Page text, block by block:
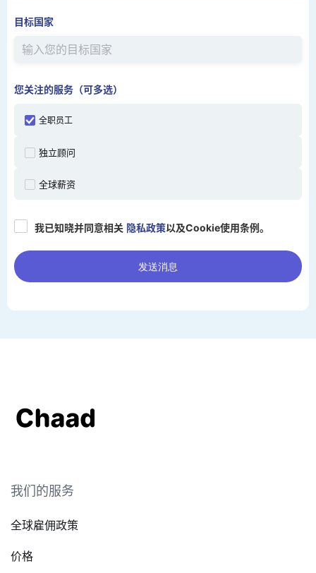
目标国家
您关注的服务（可多选）
全职员工
独立顾问
全球薪资
我已知晓并同意相关 隐私政策以及Cookie使用条例。
我们的服务
全球雇佣政策
价格